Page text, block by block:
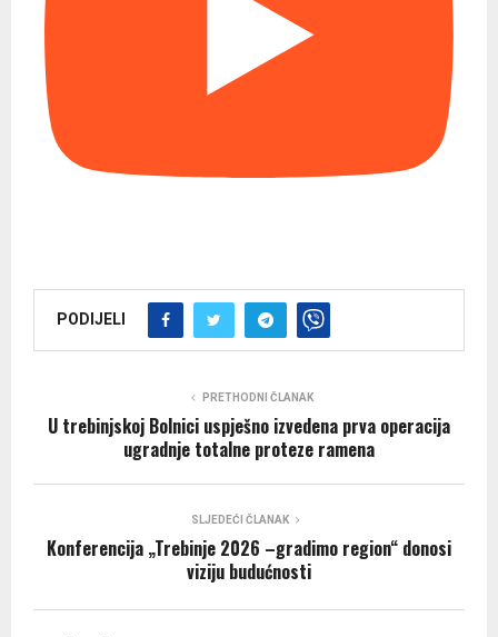
PODIJELI
PRETHODNI ČLANAK
U trebinjskoj Bolnici uspješno izvedena prva operacija
ugradnje totalne proteze ramena
SLJEDEĆI ČLANAK
Konferencija „Trebinje 2026 –gradimo region“ donosi
viziju budućnosti